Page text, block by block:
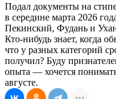
Подал документы на
в середине марта 2026
Пекинский, Фудань и
Кто-нибудь знает, когда
что у разных категорий
получил? Буду
опыта — хочется
августе.